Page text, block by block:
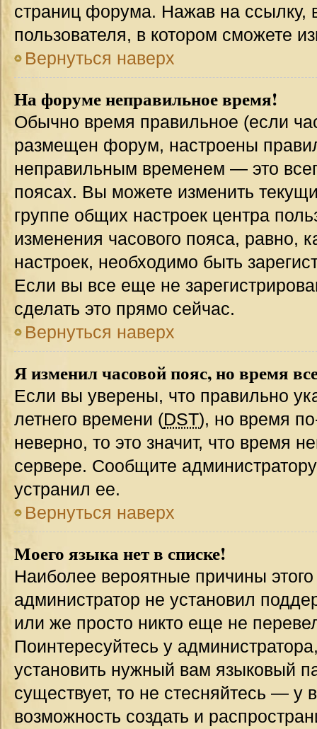
страниц форума. Нажав на ссылку,
пользователя, в котором сможете
Вернуться наверх
На форуме неправильное время!
Обычно время правильное (если
размещен форум, настроены
неправильным временем — это
поясах. Вы можете изменить
группе общих настроек центра
изменения часового пояса, равно,
настроек, необходимо быть
Если вы все еще не
сделать это прямо сейчас.
Вернуться наверх
Я изменил часовой пояс, но время
Если вы уверены, что правильно
летнего времени (DST), но время
неверно, то это значит, что время
сервере. Сообщите
устранил ее.
Вернуться наверх
Моего языка нет в списке!
Наиболее вероятные причины этого
администратор не установил
или же просто никто еще не
Поинтересуйтесь у
установить нужный вам языковый
существует, то не стесняйтесь — у
возможность создать и